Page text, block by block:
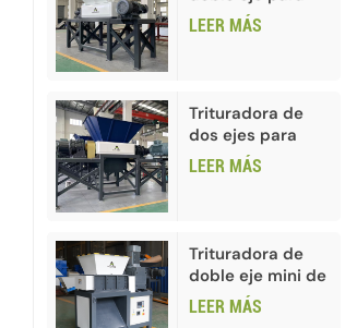
latas de chatarra
industrial
LEER MÁS
Trituradora de
dos ejes para
papel y cartón
LEER MÁS
Trituradora de
doble eje mini de
alta calidad
LEER MÁS